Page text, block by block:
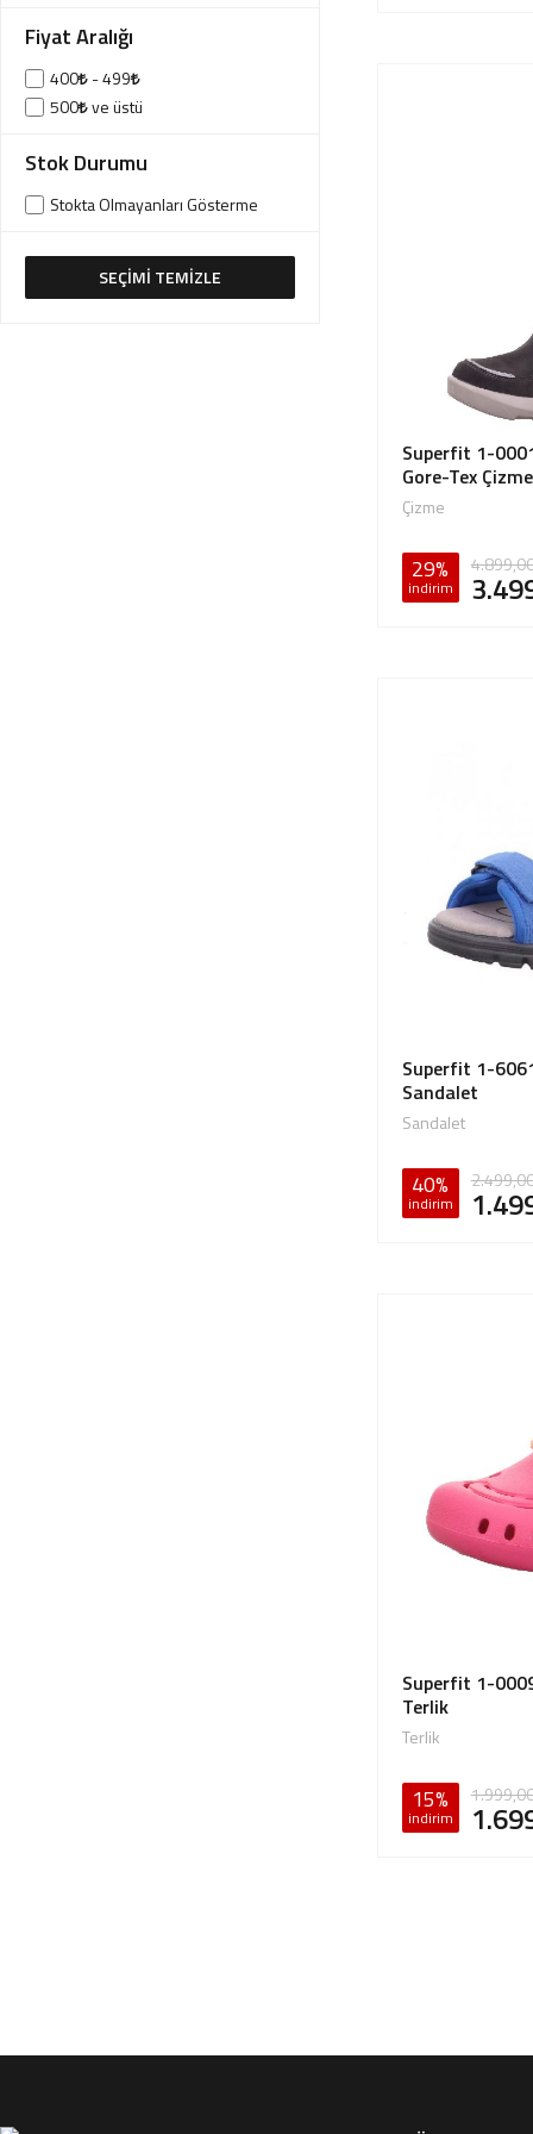
41 Numara
41,5 Numara
42 Numara
43 Numara
44 Numara
46 Numara
Siyah
Turkuaz
Yeşil
Fiyat Aralığı
400 - 499
500 ve üstü
Stok Durumu
Stokta Olmayanları Gösterme
SEÇİMİ TEMİZLE
Superfit 1-
Gore-Tex Çizme
Çizme
29%
indirim
Superfit 1-
Sandalet
Sandalet
40%
indirim
Superfit 1-
Terlik
Terlik
15%
indirim